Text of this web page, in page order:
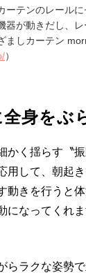
ーテンのレール
器が動きだし、
ましカーテン
）
身をぶ
かく揺らす〝
用して、朝起
動きを行うと
になってくれ
らラクな姿勢